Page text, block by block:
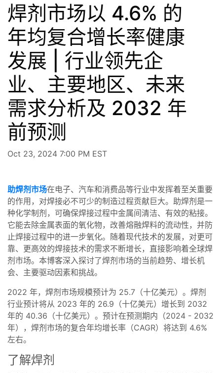
焊剂市场以 4.6% 的
年均复合增长率健康
发展 | 行业领先企
业、主要地区、未来
需求分析及 2032 年
前预测
Oct 23, 2024 7:00 PM EST
助焊剂市场在电子、汽车和消费品等行业中发挥着至关重要
的作用，对焊接必不可少的制造过程贡献巨大。助焊剂是一
种化学制剂，可确保焊接过程中金属间清洁、有效的粘接。
它能去除金属表面的氧化物，改善熔融焊料的流动性，并防
止焊接过程中的进一步氧化。随着现代技术的发展，对更可
靠、更高效的焊接技术的需求不断增长，直接影响着全球焊
剂市场。本博客深入探讨了焊剂市场的当前趋势、增长机
会、主要驱动因素和挑战。
2022 年，焊剂市场规模预计为 25.7（十亿美元）。焊剂
行业预计将从 2023 年的 26.9（十亿美元）增长到 2032
年的 40.36（十亿美元）。预计在预测期内（2024 - 2032
年），焊剂市场的复合年均增长率（CAGR）将达到 4.6%
左右。
了解焊剂